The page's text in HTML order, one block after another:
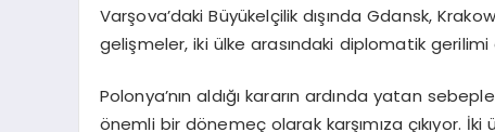
Varşova’daki Büyükelçilik dışında Gdansk,
gelişmeler, iki ülke arasındaki diplomatik gerilimi
Polonya’nın aldığı kararın ardında yatan
önemli bir dönemeç olarak karşımıza çıkıyor.